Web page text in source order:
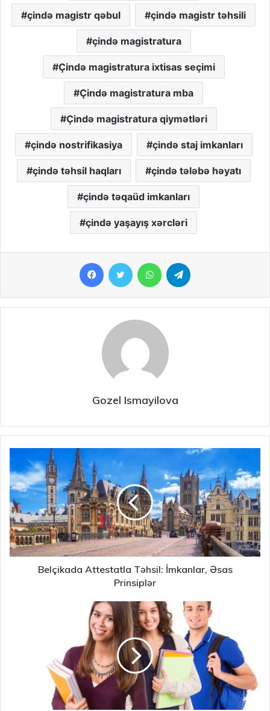
çində magistr qəbul çində magistr təhsili
çində magistratura
Çində magistratura ixtisas seçimi
Çində magistratura mba
Çində magistratura qiymətləri
çində nostrifikasiya çində staj imkanları
çində təhsil haqları çində tələbə həyatı
çində təqaüd imkanları
çində yaşayış xərcləri
FacebookTwitter WhatsApp
Gozel Ismayilova
Belçikada Attestatla Təhsil: İmkanlar, Əsas
Prinsiplər